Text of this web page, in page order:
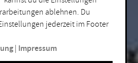
ablehnen. Du
jederzeit im Footer
Impressum